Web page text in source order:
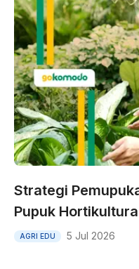
Strategi
Pupuk
AGRI EDU 5 Jul 2026